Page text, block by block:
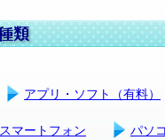
アプリ・ソフト（有料）
スマートフォン パソ